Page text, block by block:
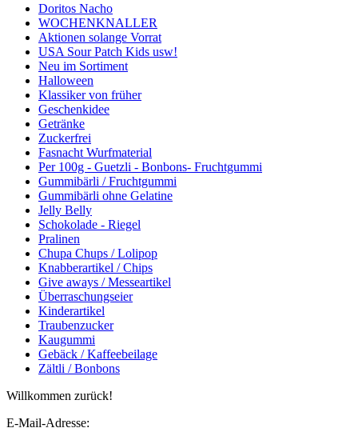
Doritos Nacho
WOCHENKNALLER
Aktionen solange Vorrat
USA Sour Patch Kids usw!
Neu im Sortiment
Halloween
Klassiker von früher
Geschenkidee
Getränke
Zuckerfrei
Fasnacht Wurfmaterial
Per 100g - Guetzli - Bonbons- Fruchtgummi
Gummibärli / Fruchtgummi
Gummibärli ohne Gelatine
Jelly Belly
Schokolade - Riegel
Pralinen
Chupa Chups / Lolipop
Knabberartikel / Chips
Give aways / Messeartikel
Überraschungseier
Kinderartikel
Traubenzucker
Kaugummi
Gebäck / Kaffeebeilage
Zältli / Bonbons
Willkommen zurück!
E-Mail-Adresse: